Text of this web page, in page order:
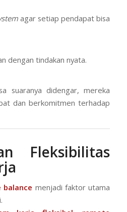
agar setiap pendapat bisa
dengan tindakan nyata.
suaranya didengar, mereka
dan berkomitmen terhadap
Fleksibilitas
menjadi faktor utama